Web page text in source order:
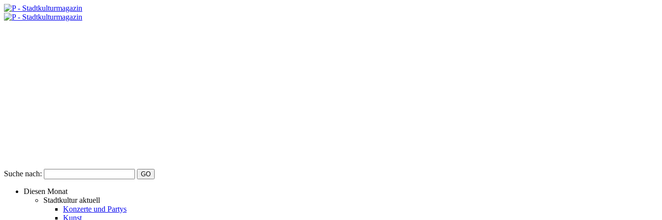
Suche nach:
Diesen Monat
Stadtkultur aktuell
Konzerte und Partys
Kunst